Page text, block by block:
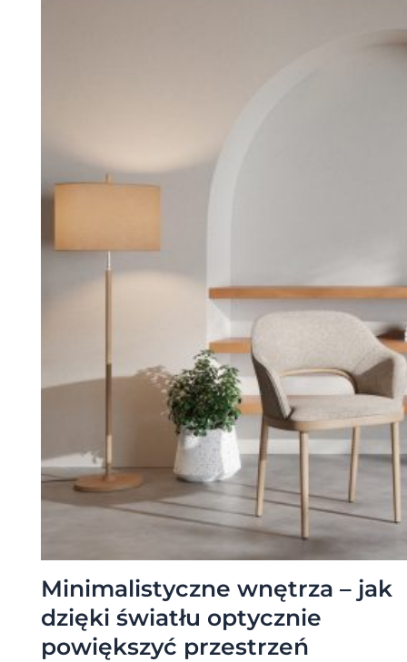
Minimalistyczne wnętrza – jak
dzięki światłu optycznie
powiększyć przestrzeń